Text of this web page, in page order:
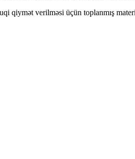
qiymət verilməsi üçün toplanmış